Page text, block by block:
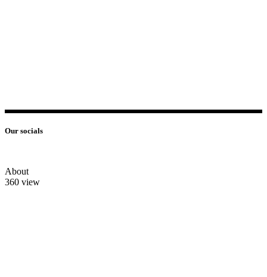
Our socials
About
360 view